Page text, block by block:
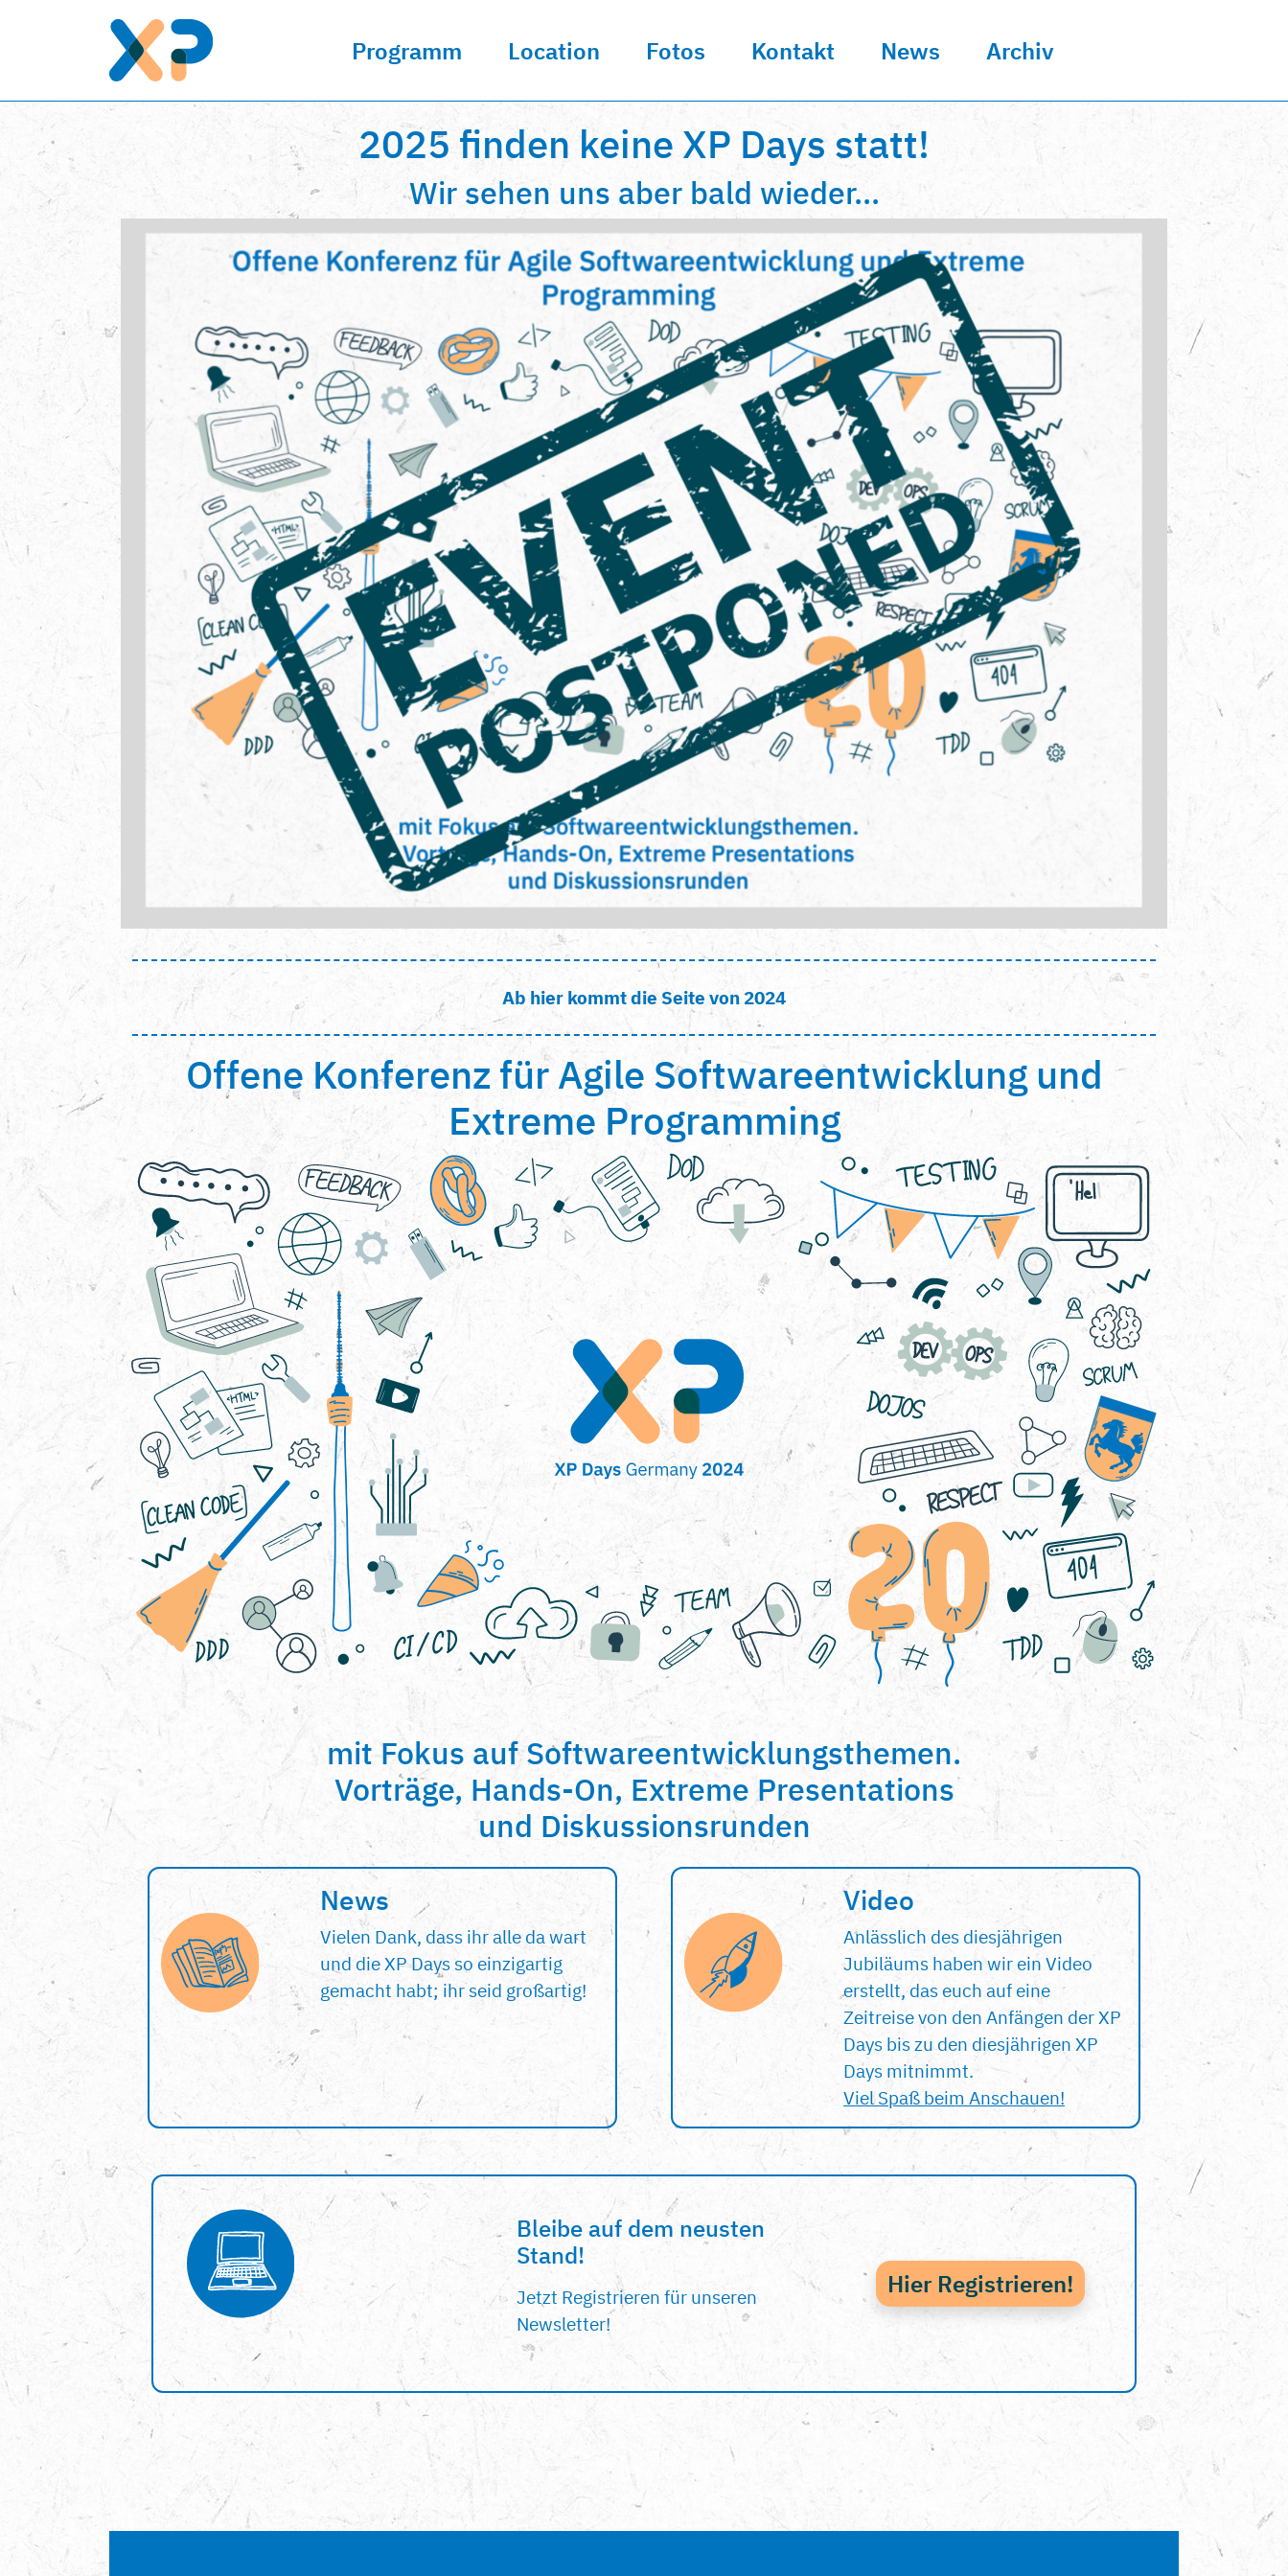
Programm Location Fotos Kontakt News Archiv
2025 finden keine XP Days statt!
Wir sehen uns aber bald wieder...
Ab hier kommt die Seite von 2024
Offene Konferenz für Agile Softwareentwicklung und
Extreme Programming
mit Fokus auf Softwareentwicklungsthemen.
Vorträge, Hands-On, Extreme Presentations
und Diskussionsrunden
News
Vielen Dank, dass ihr alle da wart
und die XP Days so einzigartig
gemacht habt; ihr seid großartig!
Video
Anlässlich des diesjährigen
Jubiläums haben wir ein Video
erstellt, das euch auf eine
Zeitreise von den Anfängen der XP
Days bis zu den diesjährigen XP
Days mitnimmt.
Viel Spaß beim Anschauen!
Bleibe auf dem neusten
Stand!
Jetzt Registrieren für unseren
Newsletter!
Hier Registrieren!